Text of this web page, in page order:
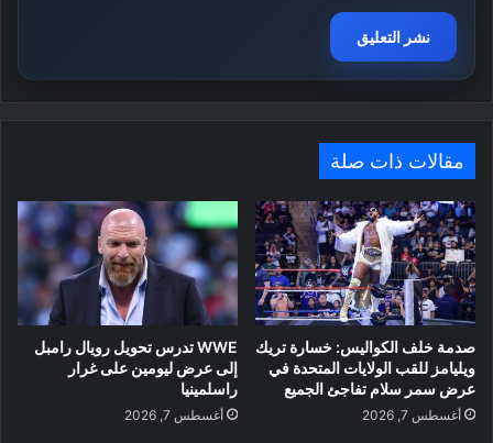
مقالات ذات صلة
صدمة خلف الكواليس: خسارة تريك
ويليامز للقب الولايات المتحدة في
عرض سمر سلام تفاجئ الجميع
أغسطس 7, 2026
WWE تدرس تحويل رويال رامبل
إلى عرض ليومين على غرار
راسلمينيا
أغسطس 7, 2026